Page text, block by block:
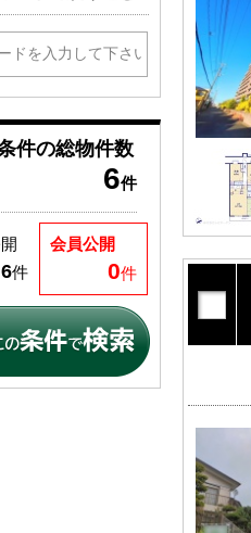
件の総物件数
6件
会員公開
0件
6件